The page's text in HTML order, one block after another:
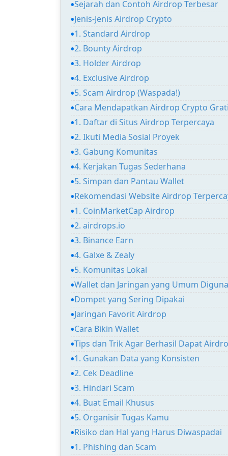
Sejarah dan Contoh Airdrop Terbesar
Jenis-Jenis Airdrop Crypto
1. Standard Airdrop
2. Bounty Airdrop
3. Holder Airdrop
4. Exclusive Airdrop
5. Scam Airdrop (Waspada!)
Cara Mendapatkan Airdrop Crypto
1. Daftar di Situs Airdrop Terpercaya
2. Ikuti Media Sosial Proyek
3. Gabung Komunitas
4. Kerjakan Tugas Sederhana
5. Simpan dan Pantau Wallet
Rekomendasi Website Airdrop
1. CoinMarketCap Airdrop
2. airdrops.io
3. Binance Earn
4. Galxe & Zealy
5. Komunitas Lokal
Wallet dan Jaringan yang Umum
Dompet yang Sering Dipakai
Jaringan Favorit Airdrop
Cara Bikin Wallet
Tips dan Trik Agar Berhasil Dapat
1. Gunakan Data yang Konsisten
2. Cek Deadline
3. Hindari Scam
4. Buat Email Khusus
5. Organisir Tugas Kamu
Risiko dan Hal yang Harus Diwaspadai
1. Phishing dan Scam